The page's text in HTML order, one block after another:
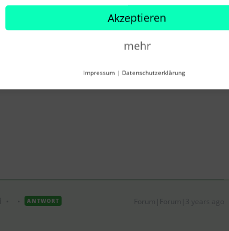
und es wird nicht aus den im Abwesenheitsreiter
MA ja Kontingente zugeordnet und hier gibt es ja
Tage.
ANTWORT
Akzeptieren
mehr
Impressum | Datenschutzerklärung